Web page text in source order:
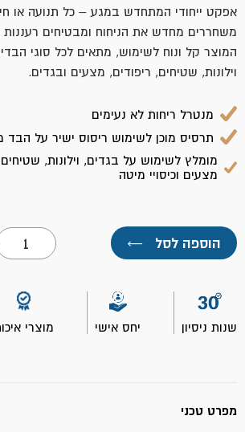
אפקט ייחודי המתחדש במגע – כל תנועה או
משחררים מחדש את הניחוח ומבטיחים
המוצר קל ונוח לשימוש, מתאים לכל סוגי
וילונות, שטיחים, ריפודים, מצעים ובגדים.
מנטרל ריחות לא נעימים
תרסיס מוכן לשימוש ריסוס ישיר על
מומלץ לשימוש על בגדים, וילונות,
מצעים וכיסויי מיטה
הוספה לסל ←
כמות
של
אסטוניש
מתמשך
לבדים
מ"ל-
שנות ניסיון יחס אישי מוצרי
מפרט טכני